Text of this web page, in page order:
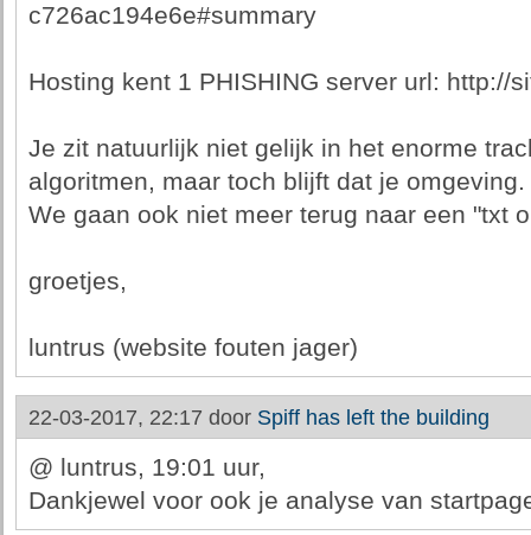
c726ac194e6e#summary
Hosting kent 1 PHISHING server url: http://
Je zit natuurlijk niet gelijk in het enorme
algoritmen, maar toch blijft dat je omgeving.
We gaan ook niet meer terug naar een "txt
groetjes,
luntrus (website fouten jager)
22-03-2017, 22:17 door Spiff has left the building
@ luntrus, 19:01 uur,
Dankjewel voor ook je analyse van